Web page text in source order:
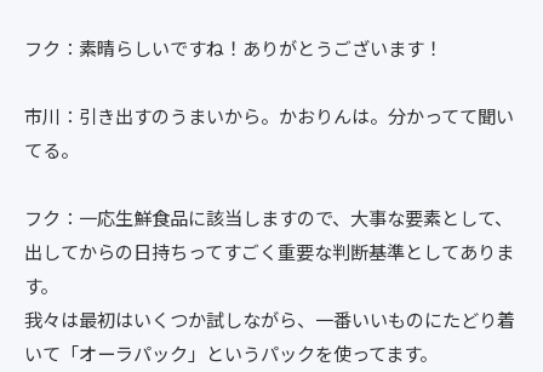
フク：素晴らしいですね！ありがとうございます！
市川：引き出すのうまいから。かおりんは。分かってて聞い
てる。
フク：一応生鮮食品に該当しますので、大事な要素として、
出してからの日持ちってすごく重要な判断基準としてありま
す。
我々は最初はいくつか試しながら、一番いいものにたどり着
いて「オーラパック」というパックを使ってます。